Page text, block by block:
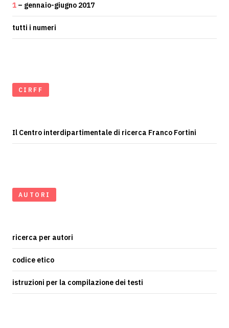
1 – gennaio-giugno 2017
tutti i numeri
CIRFF
Il Centro interdipartimentale di ricerca Franco Fortini
AUTORI
ricerca per autori
codice etico
istruzioni per la compilazione dei testi